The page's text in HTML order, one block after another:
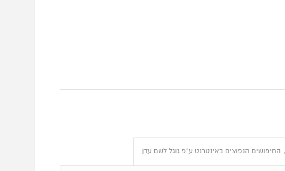
החיפושים הנפוצים באינטרנט ע"פ גוגל לשם עדן